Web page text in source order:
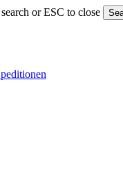
or ESC to close